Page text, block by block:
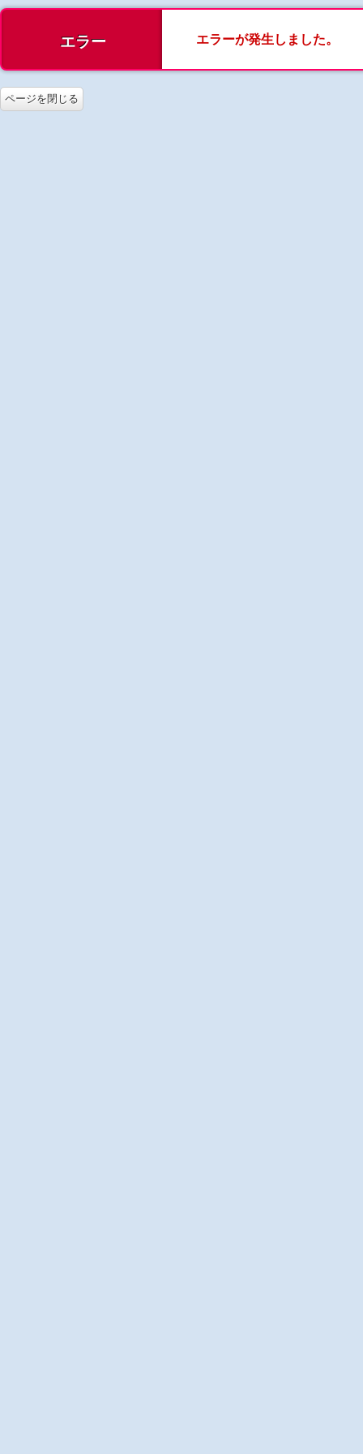
エラー エラーが発生しました。
ページを閉じる